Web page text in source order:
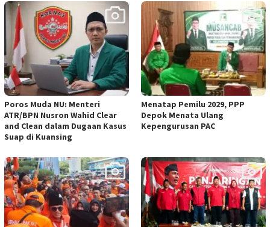
Poros Muda NU: Menteri
ATR/BPN Nusron Wahid Clear
and Clean dalam Dugaan Kasus
Suap di Kuansing
Menatap Pemilu 2029, PPP
Depok Menata Ulang
Kepengurusan PAC